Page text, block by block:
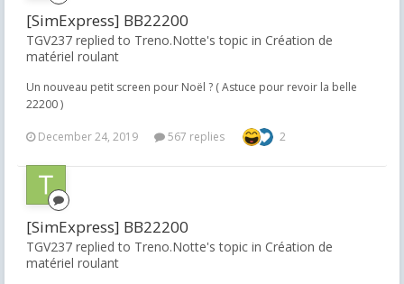
[SimExpress] BB22200
TGV237 replied to Treno.Notte's topic in Création de
matériel roulant
Un nouveau petit screen pour Noël ? ( Astuce pour revoir la belle
22200 )
December 24, 2019 567 replies 2
[SimExpress] BB22200
TGV237 replied to Treno.Notte's topic in Création de
matériel roulant